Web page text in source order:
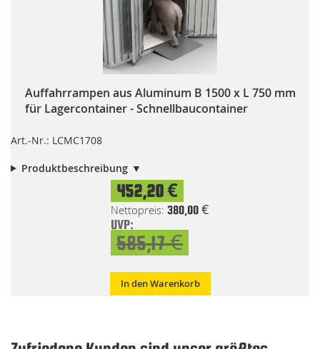
Auffahrrampen aus Aluminum B 1500 x L 750 mm
für Lagercontainer - Schnellbaucontainer
Art.-Nr.: LCMC1708
Produktbeschreibung
Special
Price452,20 €
380,00 €
UVP:
585,17 €
In den Warenkorb